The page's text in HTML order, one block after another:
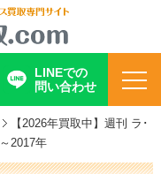
LINEでの
問い合わせ
【2026年買取中】週刊 ラ･
2017年